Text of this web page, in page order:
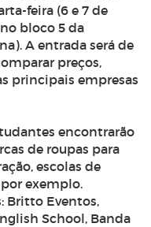
feira (6 e 7 de
bloco 5 da
A entrada será de
preços,
principais empresas
encontrarão
de roupas para
escolas de
exemplo.
Britto Eventos,
School, Banda